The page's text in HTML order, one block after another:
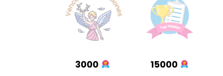
3000
15000